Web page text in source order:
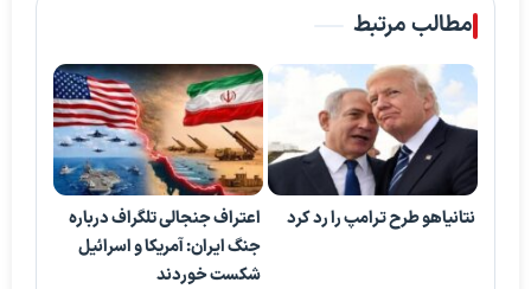
مطالب مرتبط
نتانیاهو طرح ترامپ را رد کرد
اعتراف جنجالی تلگراف درباره
جنگ ایران: آمریکا و اسرائیل
شکست خوردند